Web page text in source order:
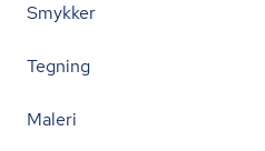
Smykker
Tegning
Maleri